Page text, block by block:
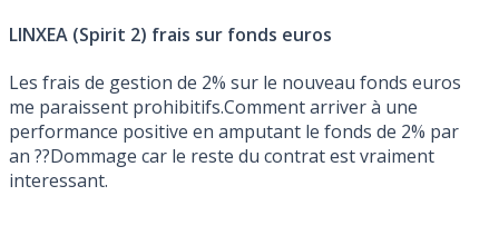
LINXEA (Spirit 2) frais sur fonds euros
Les frais de gestion de 2% sur le nouveau fonds euros
me paraissent prohibitifs.Comment arriver à une
performance positive en amputant le fonds de 2% par
an ??Dommage car le reste du contrat est vraiment
interessant.